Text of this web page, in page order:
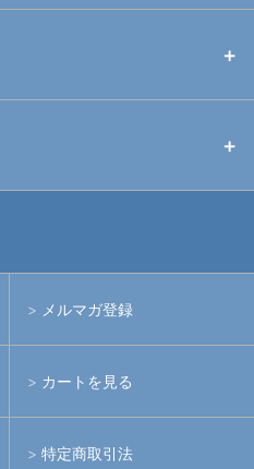
メルマガ登録
カートを見る
特定商取引法